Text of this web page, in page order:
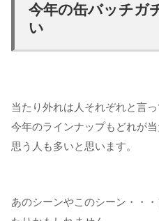
今年の缶バッチガ
い
当たり外れは人それぞれと言
今年のラインナップもどれが
思う人も多いと思います。
あのシーンやこのシーン・・